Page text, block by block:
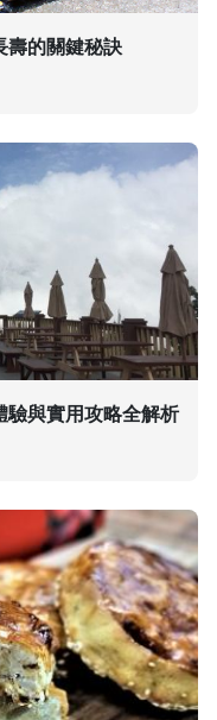
壽的關鍵秘訣
驗與實用攻略全解析